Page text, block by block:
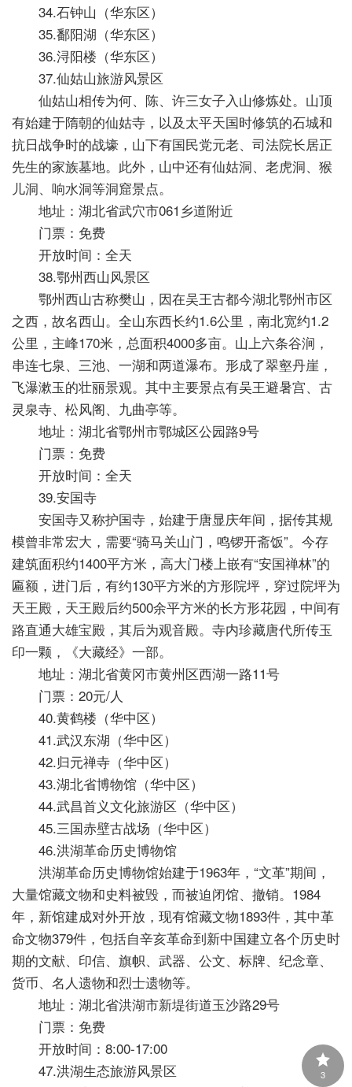
3
34.石钟山（华东区）
35.鄱阳湖（华东区）
36.浔阳楼（华东区）
37.仙姑山旅游风景区
仙姑山相传为何、陈、许三女子入山修炼处。山顶
有始建于隋朝的仙姑寺，以及太平天国时修筑的石城和
抗日战争时的战壕，山下有国民党元老、司法院长居正
先生的家族墓地。此外，山中还有仙姑洞、老虎洞、猴
儿洞、响水洞等洞窟景点。
地址：湖北省武穴市061乡道附近
门票：免费
开放时间：全天
38.鄂州西山风景区
鄂州西山古称樊山，因在吴王古都今湖北鄂州市区
之西，故名西山。全山东西长约1.6公里，南北宽约1.2
公里，主峰170米，总面积4000多亩。山上六条谷涧，
串连七泉、三池、一湖和两道瀑布。形成了翠壑丹崖，
飞瀑漱玉的壮丽景观。其中主要景点有吴王避暑宫、古
灵泉寺、松风阁、九曲亭等。
地址：湖北省鄂州市鄂城区公园路9号
门票：免费
开放时间：全天
39.安国寺
安国寺又称护国寺，始建于唐显庆年间，据传其规
模曾非常宏大，需要“骑马关山门，鸣锣开斋饭”。今存
建筑面积约1400平方米，高大门楼上嵌有“安国禅林”的
匾额，进门后，有约130平方米的方形院坪，穿过院坪为
天王殿，天王殿后约500余平方米的长方形花园，中间有
路直通大雄宝殿，其后为观音殿。寺内珍藏唐代所传玉
印一颗，《大藏经》一部。
地址：湖北省黄冈市黄州区西湖一路11号
门票：20元/人
40.黄鹤楼（华中区）
41.武汉东湖（华中区）
42.归元禅寺（华中区）
43.湖北省博物馆（华中区）
44.武昌首义文化旅游区（华中区）
45.三国赤壁古战场（华中区）
46.洪湖革命历史博物馆
洪湖革命历史博物馆始建于1963年，“文革”期间，
大量馆藏文物和史料被毁，而被迫闭馆、撤销。1984
年，新馆建成对外开放，现有馆藏文物1893件，其中革
命文物379件，包括自辛亥革命到新中国建立各个历史时
期的文献、印信、旗帜、武器、公文、标牌、纪念章、
货币、名人遗物和烈士遗物等。
地址：湖北省洪湖市新堤街道玉沙路29号
门票：免费
开放时间：8:00-17:00
47.洪湖生态旅游风景区